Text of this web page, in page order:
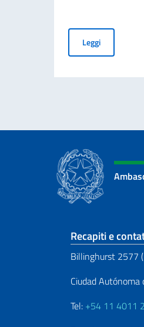
LeggiGiornata
Recapiti e
Billinghurst 2577
Ciudad
Tel: +54 11 4011